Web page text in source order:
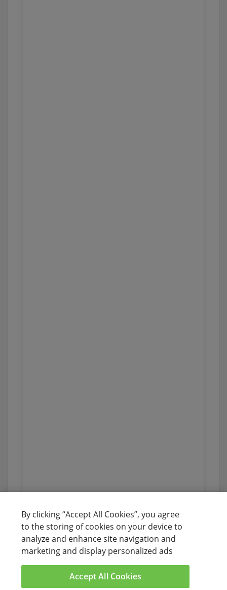
By clicking “Accept All Cookies”, you agree
to the storing of cookies on your device to
analyze and enhance site navigation and
marketing and display personalized ads
Accept All Cookies